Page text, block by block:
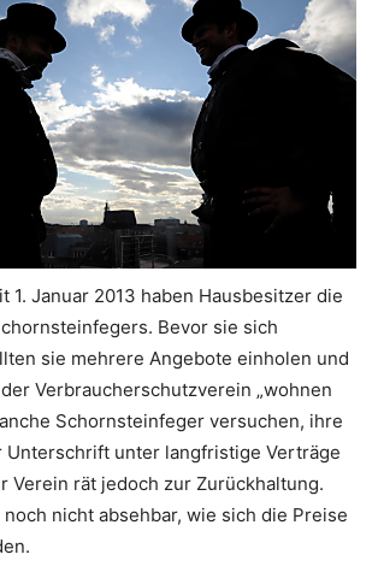
1. Januar 2013 haben Hausbesitzer die
Bevor sie sich
sie mehrere Angebote einholen und
Verbraucherschutzverein „wohnen
Schornsteinfeger versuchen, ihre
Unterschrift unter langfristige Verträge
Verein rät jedoch zur Zurückhaltung.
nicht absehbar, wie sich die Preise